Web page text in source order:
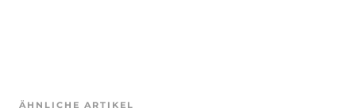
ÄHNLICHE ARTIKEL